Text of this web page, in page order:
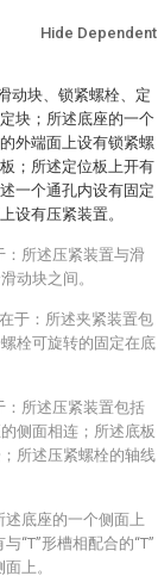
Hide Dependent
动块、锁紧螺栓、定
块；所述底座的一个
外端面上设有锁紧螺
；所述定位板上开有
一个通孔内设有固定
设有压紧装置。
：所述压紧装置与滑
动块之间。
于：所述夹紧装置包
栓可旋转的固定在底
：所述压紧装置包括
侧面相连；所述底板
所述压紧螺栓的轴线
底座的一个侧面上
“T”形槽相配合的“T”
上。